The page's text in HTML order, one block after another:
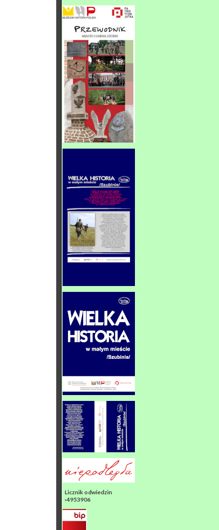
Licznik odwiedzin
›4953906